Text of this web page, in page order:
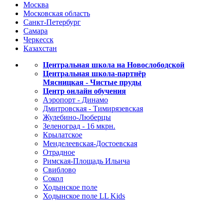
Москва
Московская область
Санкт-Петербург
Самара
Черкесск
Казахстан
Центральная школа на Новослободской
Центральная школа-партнёр
Мясницкая - Чистые пруды
Центр онлайн обучения
Аэропорт - Динамо
Дмитровская - Тимирязевская
Жулебино-Люберцы
Зеленоград - 16 мкрн.
Крылатское
Менделеевская-Достоевская
Отрадное
Римская-Площадь Ильича
Свиблово
Сокол
Ходынское поле
Ходынское поле LL Kids